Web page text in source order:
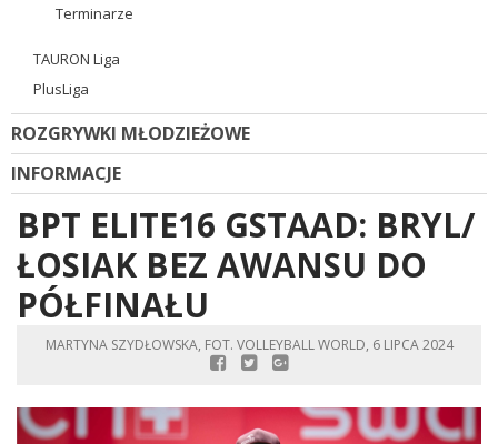
Terminarze
TAURON Liga
PlusLiga
ROZGRYWKI MŁODZIEŻOWE
INFORMACJE
BPT ELITE16 GSTAAD: BRYL/
ŁOSIAK BEZ AWANSU DO
PÓŁFINAŁU
MARTYNA SZYDŁOWSKA, FOT. VOLLEYBALL WORLD, 6 LIPCA 2024